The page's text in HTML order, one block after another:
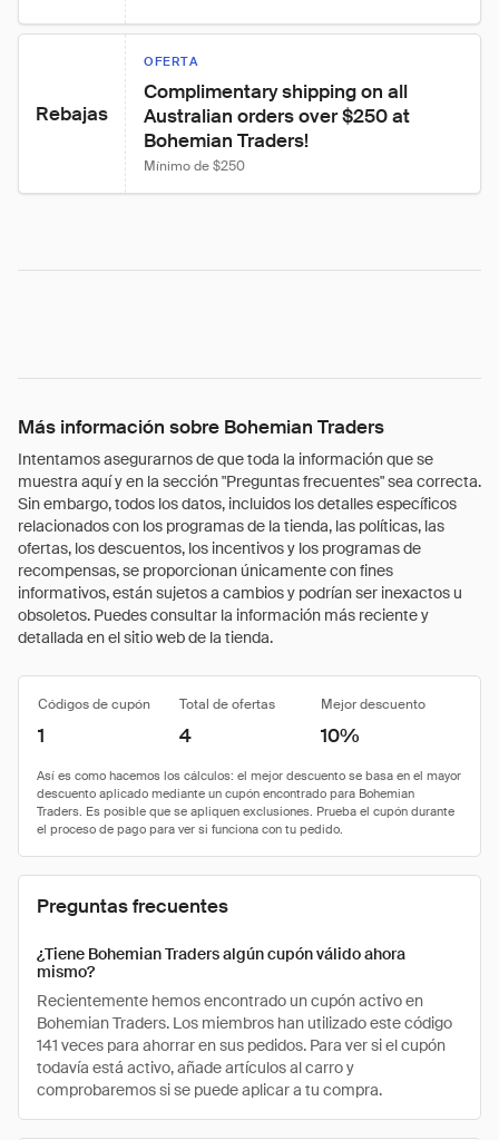
Rebajas
OFERTA
Complimentary shipping on all
Australian orders over $250 at
Bohemian Traders!
Mínimo de $250
Más información sobre Bohemian Traders
Intentamos asegurarnos de que toda la información que se
muestra aquí y en la sección "Preguntas frecuentes" sea correcta.
Sin embargo, todos los datos, incluidos los detalles específicos
relacionados con los programas de la tienda, las políticas, las
ofertas, los descuentos, los incentivos y los programas de
recompensas, se proporcionan únicamente con fines
informativos, están sujetos a cambios y podrían ser inexactos u
obsoletos. Puedes consultar la información más reciente y
detallada en el sitio web de la tienda.
Códigos de cupón Total de ofertas Mejor descuento
1 4 10%
Preguntas frecuentes
¿Tiene Bohemian Traders algún cupón válido ahora
mismo?
Recientemente hemos encontrado un cupón activo en
Bohemian Traders. Los miembros han utilizado este código
141 veces para ahorrar en sus pedidos. Para ver si el cupón
todavía está activo, añade artículos al carro y
comprobaremos si se puede aplicar a tu compra.